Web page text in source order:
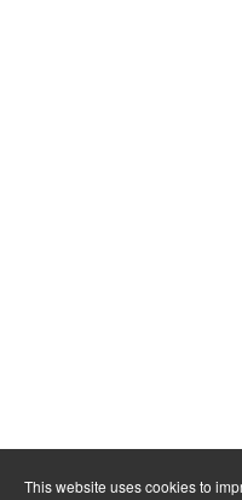
This website uses cookies to